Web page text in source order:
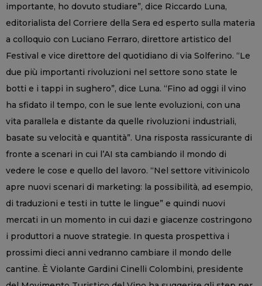
importante, ho dovuto studiare”, dice Riccardo Luna,
editorialista del Corriere della Sera ed esperto sulla materia
a colloquio con Luciano Ferraro, direttore artistico del
Festival e vice direttore del quotidiano di via Solferino. “Le
due più importanti rivoluzioni nel settore sono state le
botti e i tappi in sughero”, dice Luna. “Fino ad oggi il vino
ha sfidato il tempo, con le sue lente evoluzioni, con una
vita parallela e distante da quelle rivoluzioni industriali,
basate su velocità e quantità”. Una risposta rassicurante di
fronte a scenari in cui l’AI sta cambiando il mondo di
vedere le cose e quello del lavoro. “Nel settore vitivinicolo
apre nuovi scenari di marketing: la possibilità, ad esempio,
di traduzioni e testi in tutte le lingue” e quindi nuovi
mercati in un momento in cui dazi e giacenze costringono
i produttori a nuove strategie. In questa prospettiva i
prossimi dieci anni vedranno cambiare il mondo delle
cantine. È Violante Gardini Cinelli Colombini, presidente